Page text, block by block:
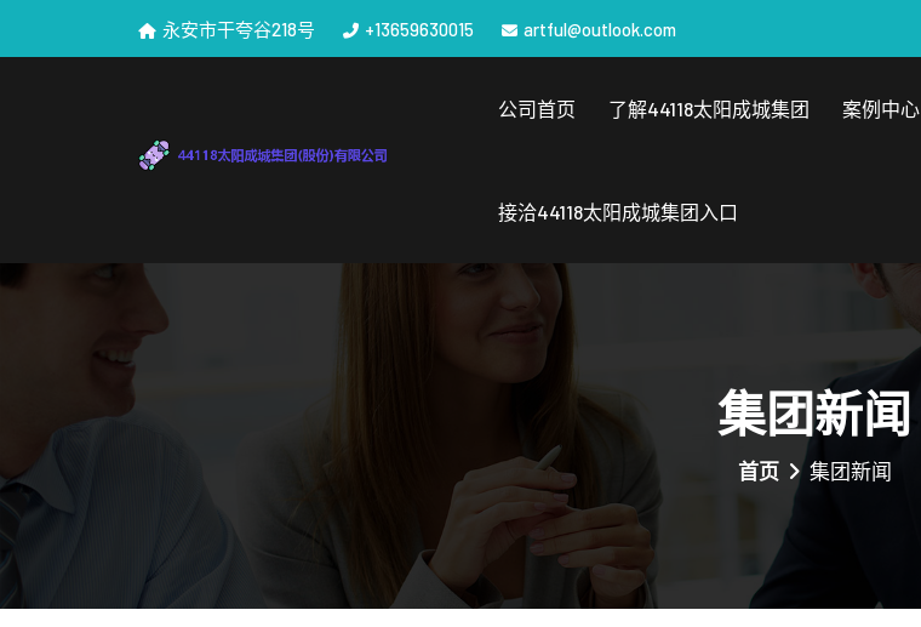
永安市干夸谷218号 +13659630015 artful@outlook.com
公司首页 了解44118太阳成城集团 案例中心
接洽44118太阳成城集团入口
集团新闻
首页 集团新闻